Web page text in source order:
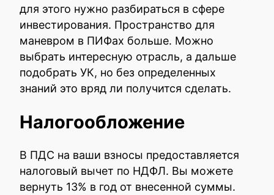
для этого нужно разбираться в сфере
инвестирования. Пространство для
маневром в ПИФах больше. Можно
выбрать интересную отрасль, а дальше
подобрать УК, но без определенных
знаний это вряд ли получится сделать.
Налогообложение
В ПДС на ваши взносы предоставляется
налоговый вычет по НДФЛ. Вы можете
вернуть 13% в год от внесенной суммы.